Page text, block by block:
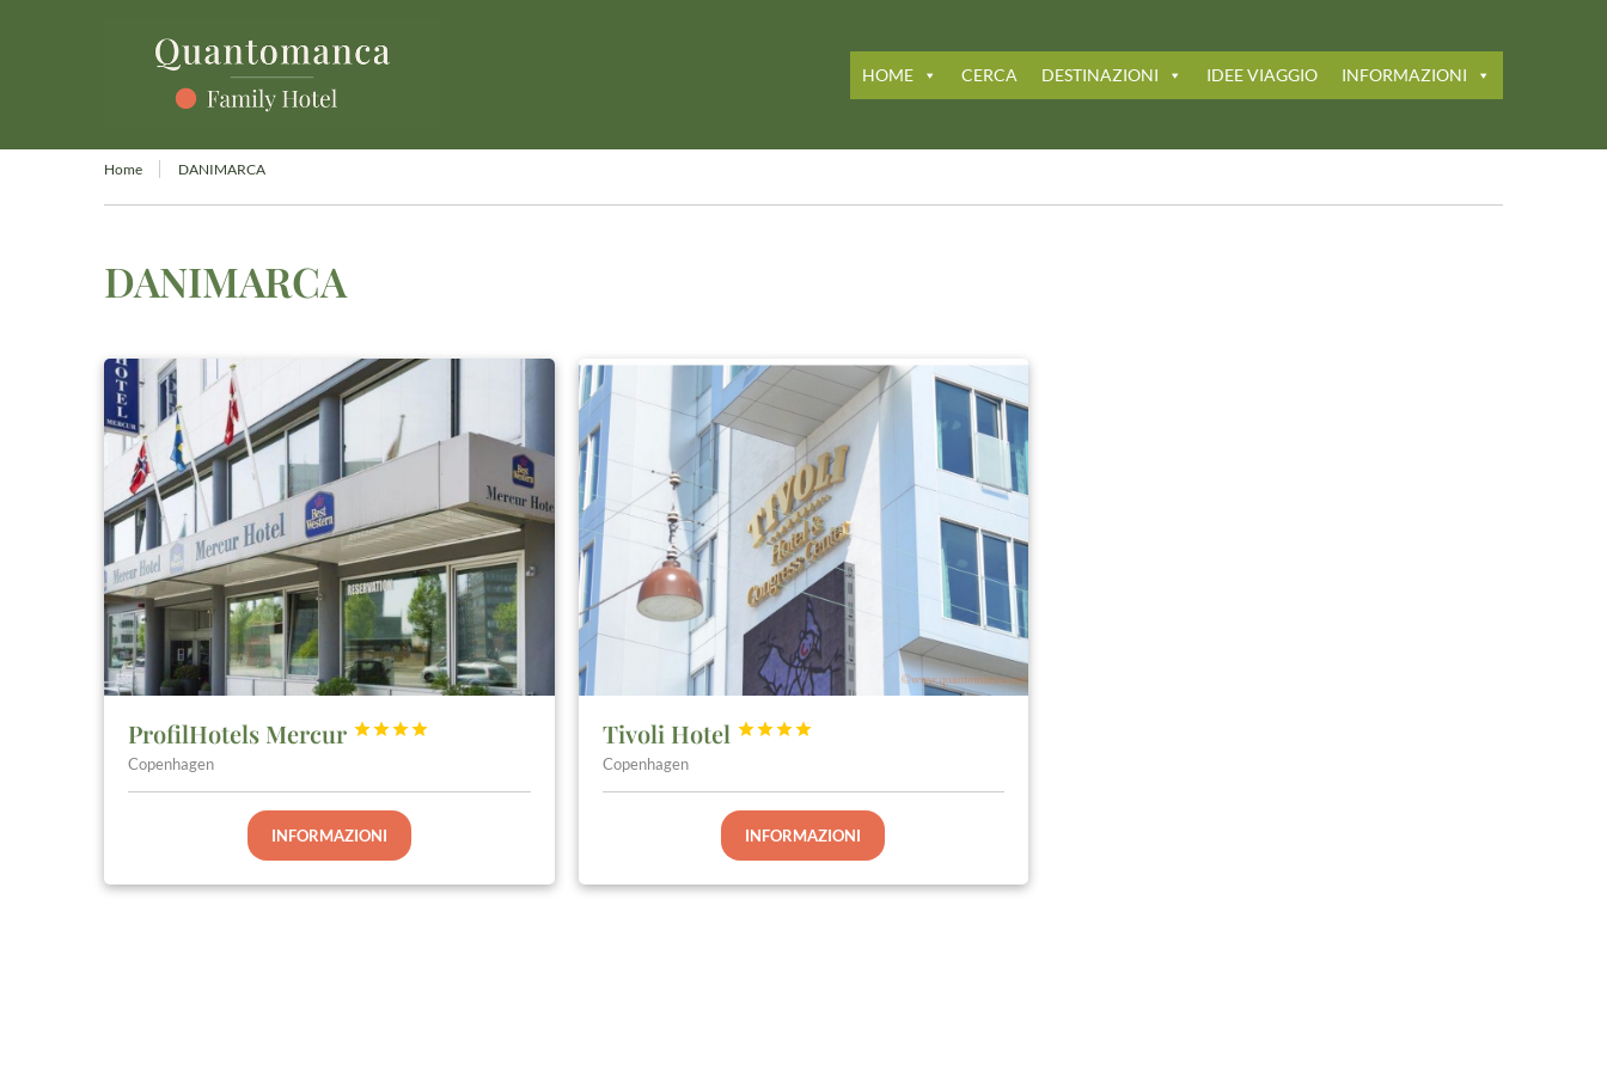
HOME CERCA DESTINAZIONI IDEE VIAGGIO INFORMAZIONI
Home DANIMARCA
DANIMARCA
ProfilHotels Mercur 



Copenhagen
INFORMAZIONI
Tivoli Hotel 



Copenhagen
INFORMAZIONI